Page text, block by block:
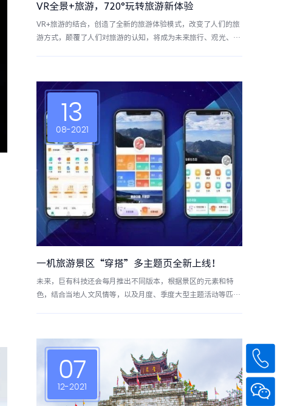
VR全景+旅游，720°玩转旅游新体验
VR+旅游的结合，创造了全新的旅游体验模式，改变了人们的旅
游方式，颠覆了人们对旅游的认知，将成为未来旅行、观光、文
13
08-2021
一机旅游景区“穿搭”多主题页全新上线！
未来，巨有科技还会每月推出不同版本，根据景区的元素和特
色，结合当地人文风情等，以及月度、季度大型主题活动等匹配
面，主题版面随意切换！为城市为旅游景区的产品界面更简洁，
更美观，更贴心，
07
12-2021